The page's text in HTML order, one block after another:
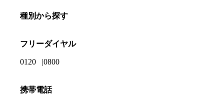
種別から探す
フリーダイヤル
0120 0800
携帯電話